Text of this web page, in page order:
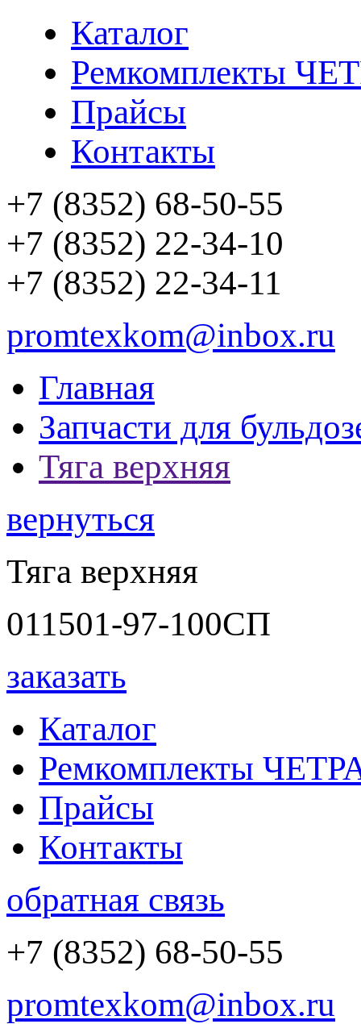
Каталог
Ремкомплекты
Прайсы
Контакты
+7 (8352) 68-50-55
+7 (8352) 22-34-10
+7 (8352) 22-34-11
promtexkom@inbox.ru
Главная
Запчасти для
Тяга верхняя
вернуться
Тяга верхняя
011501-97-100СП
заказать
Каталог
Ремкомплекты
Прайсы
Контакты
обратная связь
+7 (8352) 68-50-55
promtexkom@inbox.ru